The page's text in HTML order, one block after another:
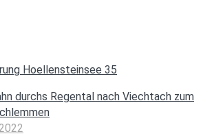
durchs Regental nach Viechtach zum